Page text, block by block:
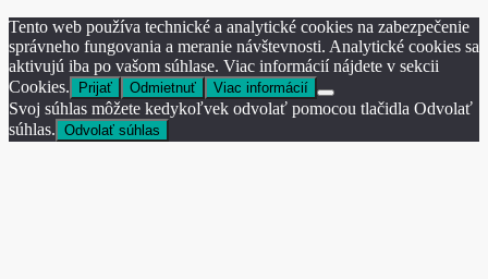
Tento web používa technické a analytické cookies na zabezpečenie
správneho fungovania a meranie návštevnosti. Analytické cookies sa
aktivujú iba po vašom súhlase. Viac informácií nájdete v sekcii
Cookies.
Prijať Odmietnuť Viac informácií
Svoj súhlas môžete kedykoľvek odvolať pomocou tlačidla Odvolať
súhlas. Odvolať súhlas